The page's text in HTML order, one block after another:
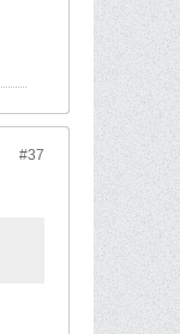
#37